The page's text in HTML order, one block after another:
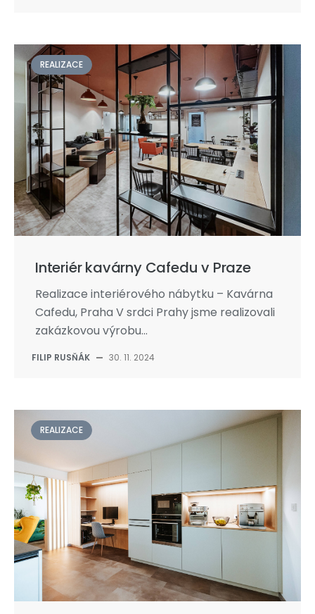
REALIZACE
Interiér kavárny Cafedu v Praze
Realizace interiérového nábytku – Kavárna
Cafedu, Praha V srdci Prahy jsme realizovali
zakázkovou výrobu...
FILIP RUSŇÁK — 30. 11. 2024
REALIZACE